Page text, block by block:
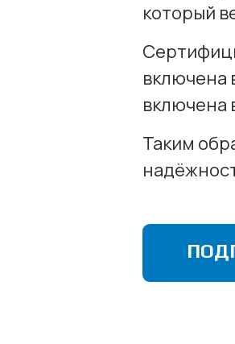
который
включена
включена
Таким